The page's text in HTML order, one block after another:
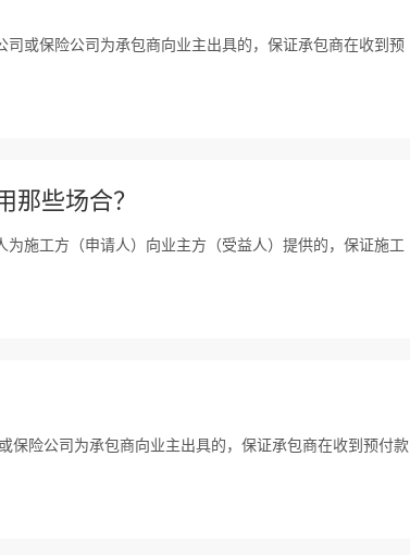
或保险公司为承包商向业主出具的，保证承包商在收到预
那些场合？
施工方（申请人）向业主方（受益人）提供的，保证施工
保险公司为承包商向业主出具的，保证承包商在收到预付款